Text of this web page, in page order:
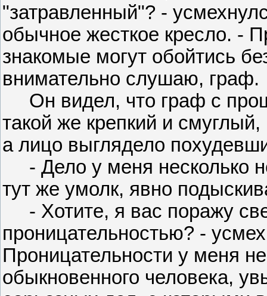
"затравленный"? -
обычное жесткое кресло. -
знакомые могут обойтись
внимательно слушаю, граф.
Он видел, что граф с
такой же крепкий и
а лицо выглядело
- Дело у меня несколько
тут же умолк, явно
- Хотите, я вас поражу
проницательностью? -
Проницательности у меня
обыкновенного человека,